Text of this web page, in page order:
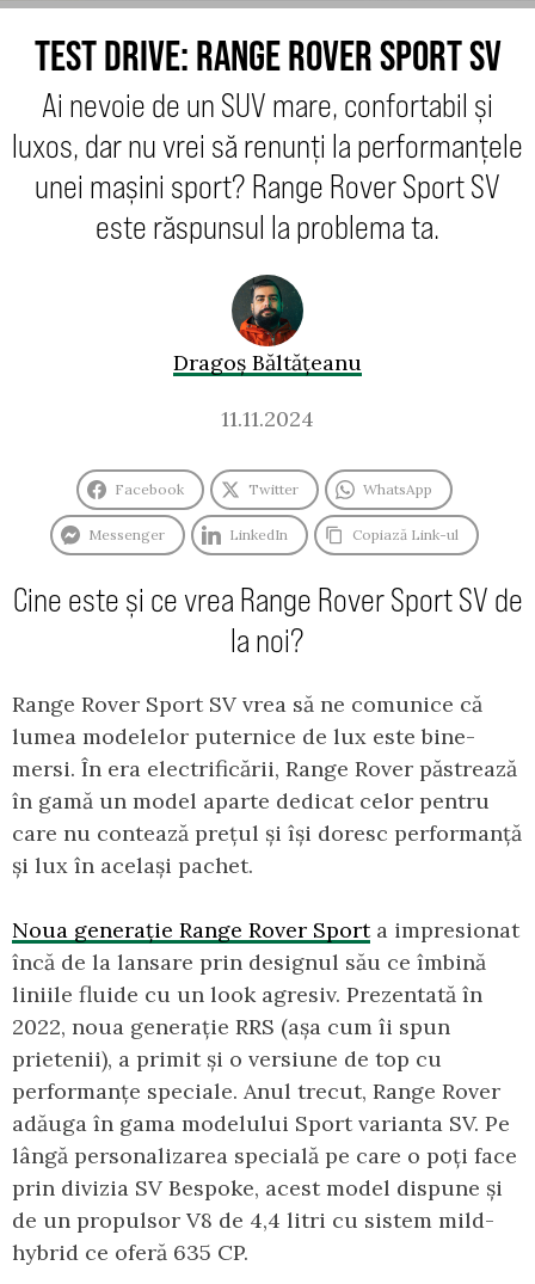
TEST DRIVE: RANGE ROVER SPORT SV
Ai nevoie de un SUV mare, confortabil și
luxos, dar nu vrei să renunți la performanțele
unei mașini sport? Range Rover Sport SV
este răspunsul la problema ta.
Dragoș Băltățeanu
11.11.2024
Facebook Twitter WhatsApp
Messenger LinkedIn Copiază Link-ul
Cine este și ce vrea Range Rover Sport SV de
la noi?
Range Rover Sport SV vrea să ne comunice că
lumea modelelor puternice de lux este bine-
mersi. În era electrificării, Range Rover păstrează
în gamă un model aparte dedicat celor pentru
care nu contează prețul și își doresc performanță
și lux în același pachet.
Noua generație Range Rover Sporta impresionat
încă de la lansare prin designul său ce îmbină
liniile fluide cu un look agresiv. Prezentată în
2022, noua generație RRS (așa cum îi spun
prietenii), a primit și o versiune de top cu
performanțe speciale. Anul trecut, Range Rover
adăuga în gama modelului Sport varianta SV. Pe
lângă personalizarea specială pe care o poți face
prin divizia SV Bespoke, acest model dispune și
de un propulsor V8 de 4,4 litri cu sistem mild-
hybrid ce oferă 635 CP.